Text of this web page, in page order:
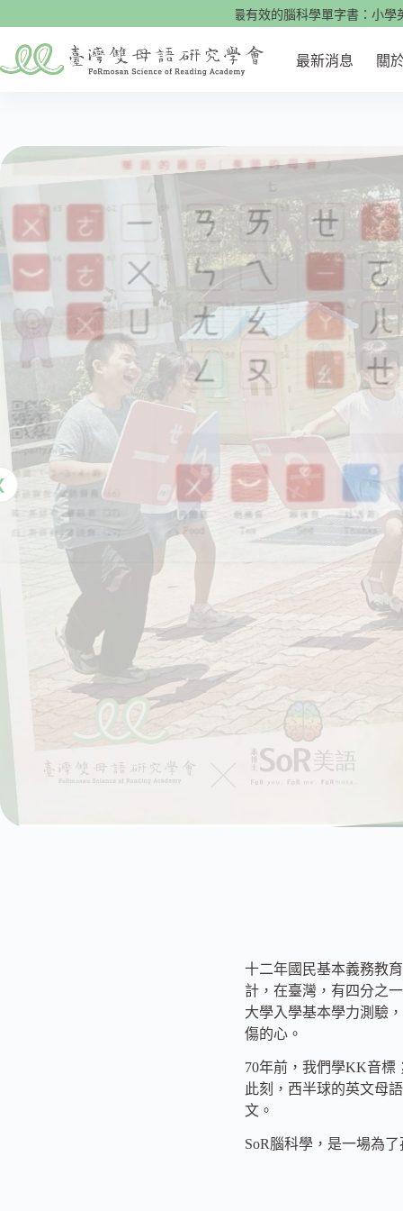
要
🌟快來看看！最有效的腦科學單字書：小學英文700
最新消息 關
十二年國民基本義務教
計，在臺灣，有四分之
大學入學基本學力測驗
傷的心。
70年前，我們學KK音標
此刻，西半球的英文母
文。
SoR腦科學，是一場為